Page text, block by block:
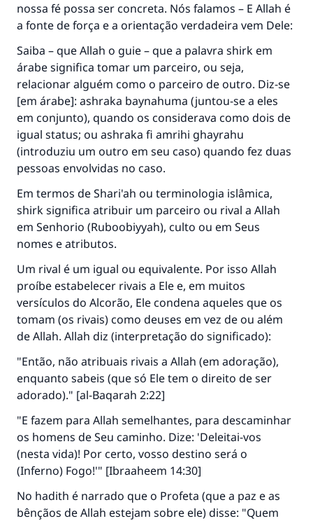
nossa fé possa ser concreta. Nós falamos – E Allah é
a fonte de força e a orientação verdadeira vem Dele:
Saiba – que Allah o guie – que a palavra shirk em
árabe significa tomar um parceiro, ou seja,
relacionar alguém como o parceiro de outro. Diz-se
[em árabe]: ashraka baynahuma (juntou-se a eles
em conjunto), quando os considerava como dois de
igual status; ou ashraka fi amrihi ghayrahu
(introduziu um outro em seu caso) quando fez duas
pessoas envolvidas no caso.
Em termos de Shari'ah ou terminologia islâmica,
shirk significa atribuir um parceiro ou rival a Allah
em Senhorio (Ruboobiyyah), culto ou em Seus
nomes e atributos.
Um rival é um igual ou equivalente. Por isso Allah
proíbe estabelecer rivais a Ele e, em muitos
versículos do Alcorão, Ele condena aqueles que os
tomam (os rivais) como deuses em vez de ou além
de Allah. Allah diz (interpretação do significado):
"Então, não atribuais rivais a Allah (em adoração),
enquanto sabeis (que só Ele tem o direito de ser
adorado)." [al-Baqarah 2:22]
"E fazem para Allah semelhantes, para descaminhar
os homens de Seu caminho. Dize: 'Deleitai-vos
(nesta vida)! Por certo, vosso destino será o
(Inferno) Fogo!'" [Ibraaheem 14:30]
No hadith é narrado que o Profeta (que a paz e as
bênçãos de Allah estejam sobre ele) disse: "Quem